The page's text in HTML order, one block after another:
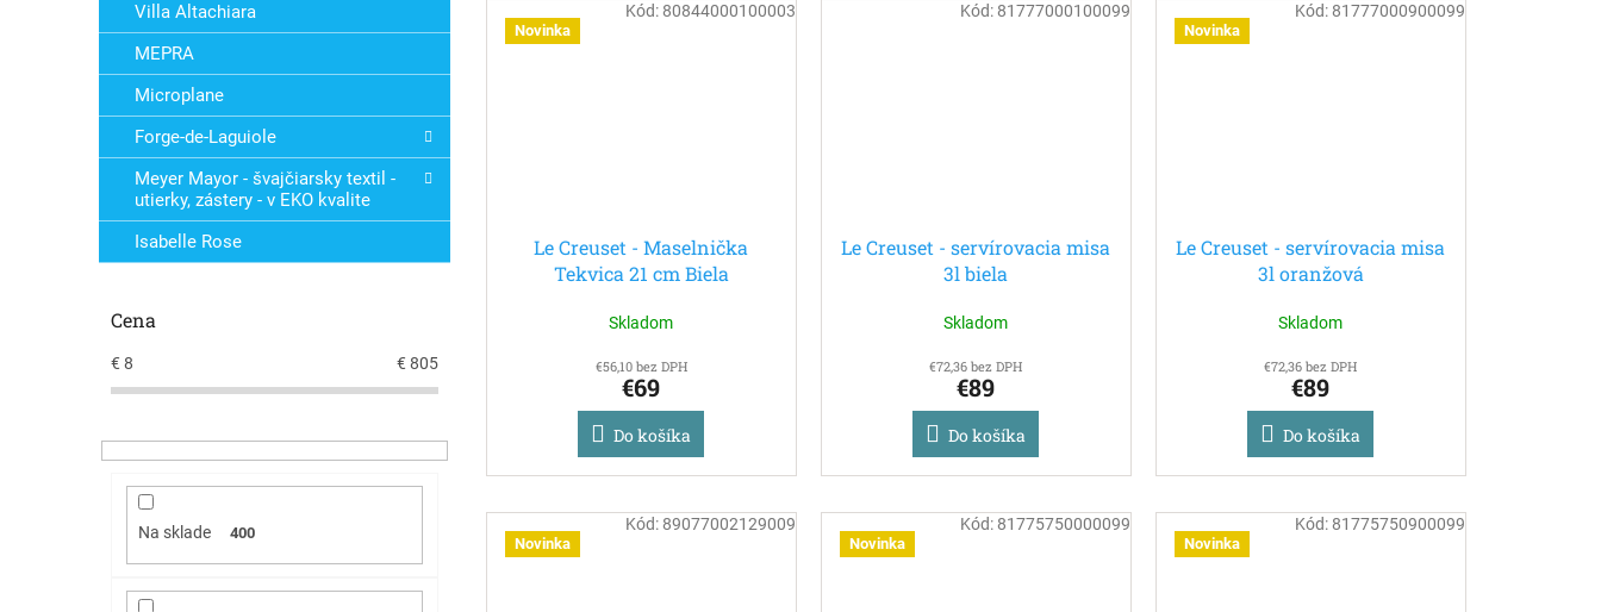
Villa Altachiara
MEPRA
Microplane
Forge-de-Laguiole
Meyer Mayor - švajčiarsky textil -
utierky, zástery - v EKO kvalite
Isabelle Rose
Cena
€ 8 € 805
Na sklade 400
Novinka
Le Creuset - Maselnička
Tekvica 21 cm Biela
Skladom
€56,10 bez DPH
€69
Do košíka
Kód: 80844000100003
Le Creuset - servírovacia misa
3l biela
Skladom
€72,36 bez DPH
€89
Do košíka
Kód: 81777000100099
Novinka
Le Creuset - servírovacia misa
3l oranžová
Skladom
€72,36 bez DPH
€89
Do košíka
Kód: 81777000900099
Novinka
Kód: 89077002129009
Novinka
Kód: 81775750000099
Novinka
Kód: 81775750900099